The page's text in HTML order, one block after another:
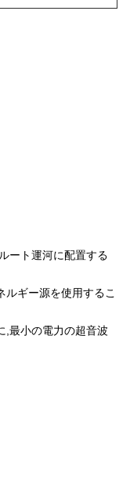
ート運河に配置する
ルギー源を使用するこ
,最小の電力の超音波